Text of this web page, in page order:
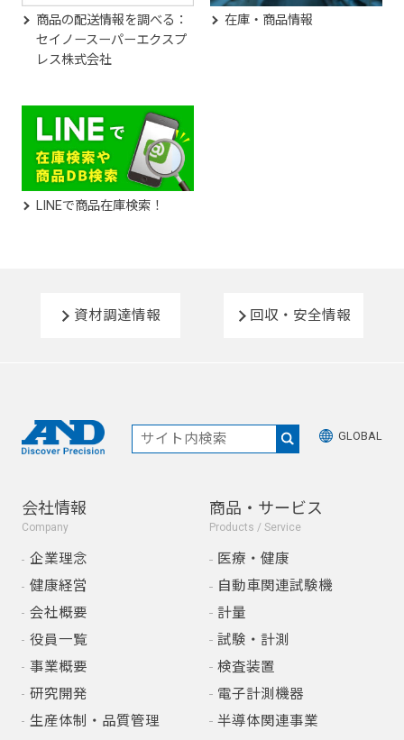
商品の配送情報を調べる：
セイノースーパーエクスプ
レス株式会社
在庫・商品情報
LINEで商品在庫検索！
資材調達情報 回収・安全情報
GLOBAL
会社情報
Company
企業理念
健康経営
会社概要
役員一覧
事業概要
研究開発
生産体制・品質管理
商品・サービス
Products / Service
医療・健康
自動車関連試験機
計量
試験・計測
検査装置
電子計測機器
半導体関連事業